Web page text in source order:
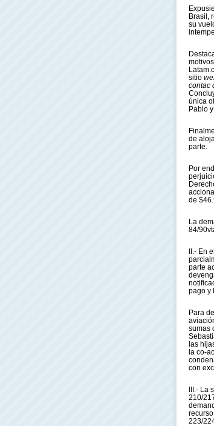
Brasil,
su
sitio
contac
única
Pablo
de
parte.
Por
de
La
84/
II.- En
parte
pago y
Para
sumas
las
la co-
con
III.-
210/
223/